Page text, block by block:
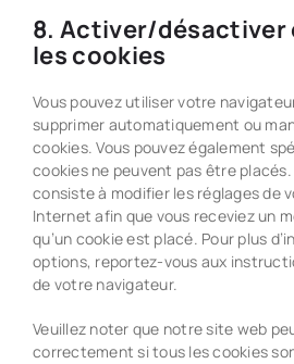
8. Activer/désactiver
les cookies
Vous pouvez utiliser votre
supprimer automatiquement ou
cookies. Vous pouvez également
cookies ne peuvent pas être
consiste à modifier les réglages de
Internet afin que vous receviez un
qu’un cookie est placé. Pour plus
options, reportez-vous aux
de votre navigateur.
Veuillez noter que notre site web
correctement si tous les cookies